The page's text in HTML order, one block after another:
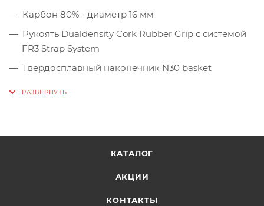
Карбон 80% - диаметр 16 мм
Рукоять Dualdensity Cork Rubber Grip с системой
FR3 Strap System
Твердосплавный наконечник N30 basket
Резиновый защитный наконечник Nordic
КАТАЛОГ
АКЦИИ
КОНТАКТЫ